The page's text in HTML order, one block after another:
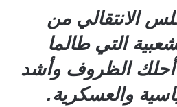
الانتقالي من
التي طالما
الظروف وأشد
والعسكرية.